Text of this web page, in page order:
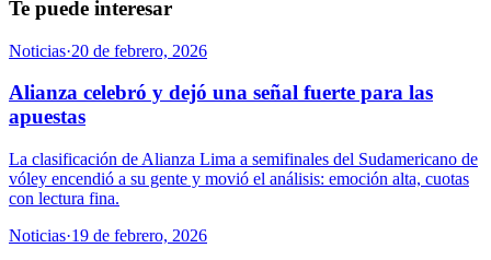
Te puede interesar
Noticias·20 de febrero, 2026
Alianza celebró y dejó una señal fuerte para las
apuestas
La clasificación de Alianza Lima a semifinales del Sudamericano de
vóley encendió a su gente y movió el análisis: emoción alta, cuotas
con lectura fina.
Noticias·19 de febrero, 2026